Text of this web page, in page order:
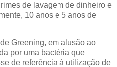
de lavagem de dinheiro e
10 anos e 5 anos de
Greening, em alusão ao
por uma bactéria que
de referência à utilização de